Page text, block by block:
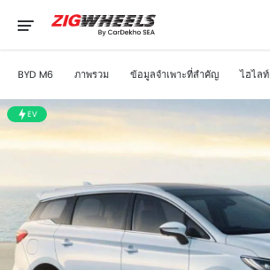
BYD M6 ภาพรวม ข้อมูลจำเพาะที่สำคัญ ไฮไลท์
EV